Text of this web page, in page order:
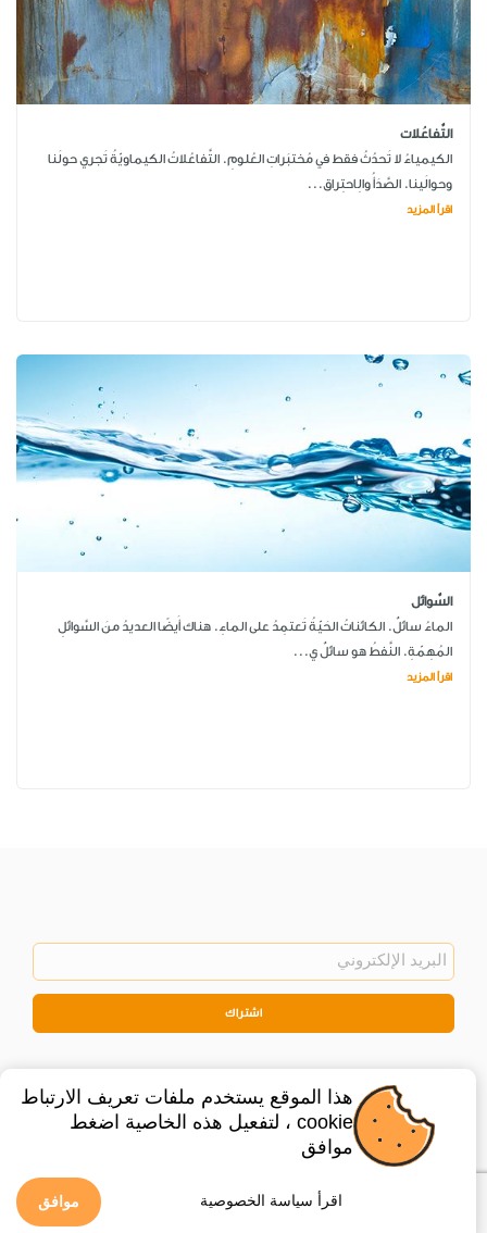
التَّفاعُلات
الكيمياءُ لا تَحدُثُ فقط في مُختبَراتِ العُلومِ. التَّفاعُلاتُ الكيماويّةُ تَجري حولَنا
وحوالَينا. الصَّدَأُ والِاحتِراق...
اقرأ المزيد
السَّوائل
الماءُ سائلٌ. الكائناتُ الحَيّةُ تَعتمِدُ على الماءِ. هناك أَيضًا العديدُ منَ السَّوائلِ
المُهِمّةِ. النَّفطُ هو سائلٌ ي...
اقرأ المزيد
اشتراك
هذا الموقع يستخدم ملفات تعريف الارتباط
cookie ، لتفعيل هذه الخاصية اضغط
موافق
موافق اقرأ سياسة الخصوصية